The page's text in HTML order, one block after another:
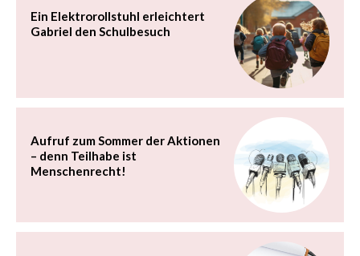
Ein Elektrorollstuhl erleichtert
Gabriel den Schulbesuch
Aufruf zum Sommer der Aktionen
– denn Teilhabe ist
Menschenrecht!